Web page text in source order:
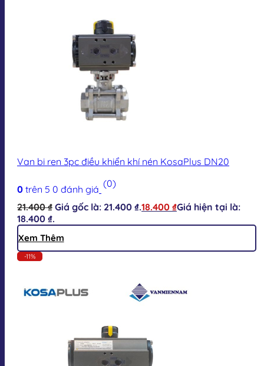
Van bi ren 3pc điều khiển khí nén KosaPlus DN20
0 trên 5 0 đánh giá (0)
21.400₫ Giá gốc là: 21.400 ₫.18.400 ₫Giá hiện tại là:
18.400 ₫.
Xem Thêm
-11%